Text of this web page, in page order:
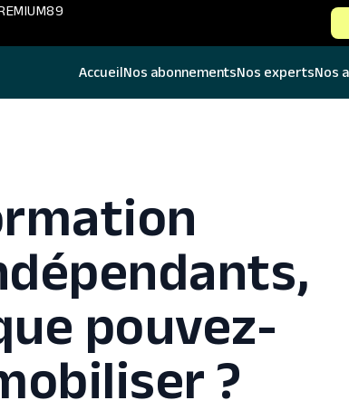
AccueilNos abonnementsNos expertsNos
pouvez-
?